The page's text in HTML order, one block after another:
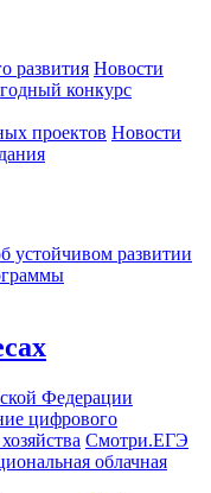
развития Новости
конкурс
проектов Новости
устойчивом развитии
Федерации
цифрового
Смотри.ЕГЭ
облачная